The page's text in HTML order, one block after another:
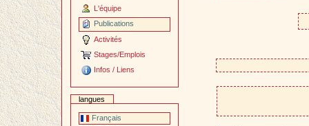
L'équipe
Publications
Activités
Stages/Emplois
Infos / Liens
langues
Français